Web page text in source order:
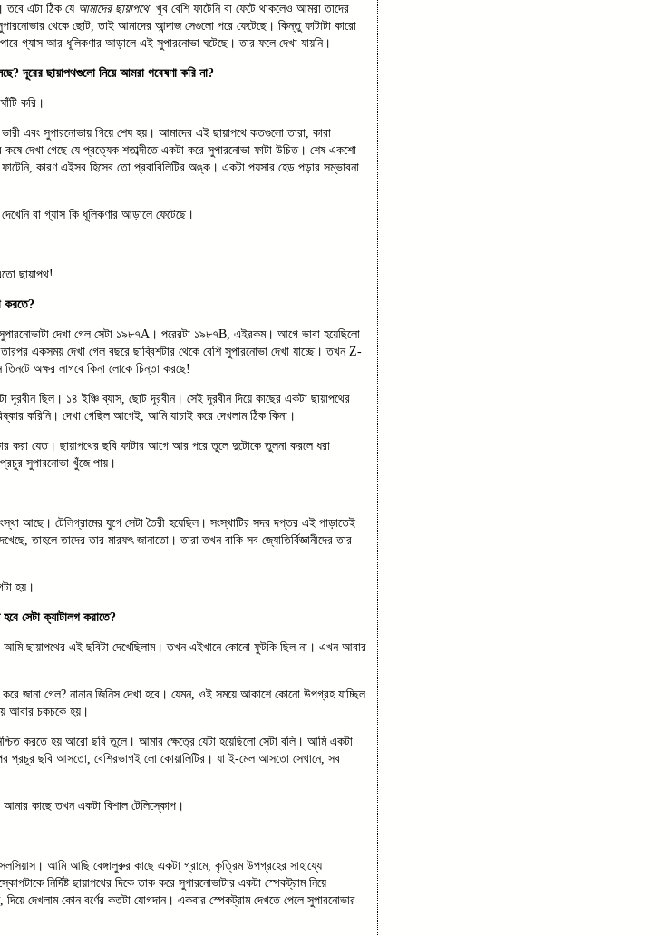
তবে এটা ঠিক যে আমাদের ছায়াপথে খুব বেশি ফাটেনি বা ফেটে থাকলেও আমরা তাদের
থেকে ছোট, তাই আমাদের আন্দাজ সেগুলো পরে ফেটেছে। কিন্তু ফাটাটা কারো
গ্যাস আর ধূলিকণার আড়ালে এই সুপারনোভা ঘটেছে। তার ফলে দেখা যায়নি।
দূরের ছায়াপথগুলো নিয়ে আমরা গবেষণা করি না?
করি।
ভারী এবং সুপারনোভায় গিয়ে শেষ হয়। আমাদের এই ছায়াপথে কতগুলো তারা, কারা
দেখা গেছে যে প্রত্যেক শতাব্দীতে একটা করে সুপারনোভা ফাটা উচিত। শেষ একশো
কারণ এইসব হিসেব তো প্রবাবিলিটির অঙ্ক। একটা পয়সার হেড পড়ার সম্ভাবনা
বা গ্যাস কি ধূলিকণার আড়ালে ফেটেছে।
ছায়াপথ!
করতে?
দেখা গেল সেটা ১৯৮৭A। পরেরটা ১৯৮৭B, এইরকম। আগে ভাবা হয়েছিলো
একসময় দেখা গেল বছরে ছাব্বিশটার থেকে বেশি সুপারনোভা দেখা যাচ্ছে। তখন Z-
অক্ষর লাগবে কিনা লোকে চিন্তা করছে!
দূরবীন ছিল। ১৪ ইঞ্চি ব্যাস, ছোট দূরবীন। সেই দূরবীন দিয়ে কাছের একটা ছায়াপথের
করিনি। দেখা গেছিল আগেই, আমি যাচাই করে দেখলাম ঠিক কিনা।
করা যেত। ছায়াপথের ছবি ফাটার আগে আর পরে তুলে দুটোকে তুলনা করলে ধরা
সুপারনোভা খুঁজে পায়।
আছে। টেলিগ্রামের যুগে সেটা তৈরী হয়েছিল। সংস্থাটির সদর দপ্তর এই পাড়াতেই
তাহলে তাদের তার মারফৎ জানাতো। তারা তখন বাকি সব জ্যোতির্বিজ্ঞানীদের তার
হয়।
সেটা ক্যাটালগ করাতে?
ছায়াপথের এই ছবিটা দেখেছিলাম। তখন এইখানে কোনো ফুটকি ছিল না। এখন আবার
জানা গেল? নানান জিনিস দেখা হবে। যেমন, ওই সময়ে আকাশে কোনো উপগ্রহ যাচ্ছিল
আবার চকচকে হয়।
করতে হয় আরো ছবি তুলে। আমার ক্ষেত্রে যেটা হয়েছিলো সেটা বলি। আমি একটা
প্রচুর ছবি আসতো, বেশিরভাগই লো কোয়ালিটির। যা ই-মেল আসতো সেখানে, সব
কাছে তখন একটা বিশাল টেলিস্কোপ।
আমি আছি বেঙ্গালুরুর কাছে একটা গ্রামে, কৃত্রিম উপগ্রহের সাহায্যে
নির্দিষ্ট ছায়াপথের দিকে তাক করে সুপারনোভাটার একটা স্পেকট্রাম নিয়ে
দিয়ে দেখলাম কোন বর্ণের কতটা যোগদান। একবার স্পেকট্রাম দেখতে পেলে সুপারনোভার